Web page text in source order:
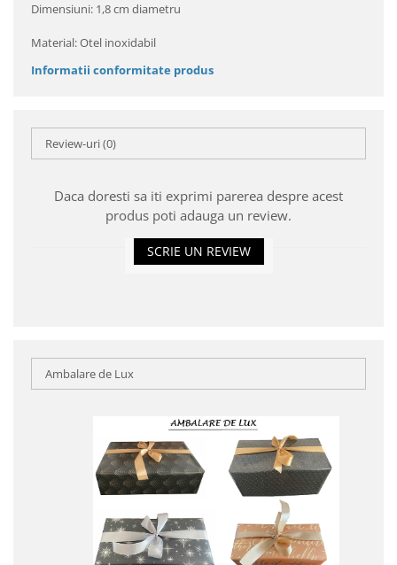
Dimensiuni: 1,8 cm diametru
Material: Otel inoxidabil
Informatii conformitate produs
Review-uri(0)
Daca doresti sa iti exprimi parerea despre acest
produs poti adauga un review.
SCRIE UN REVIEW
Ambalare de Lux